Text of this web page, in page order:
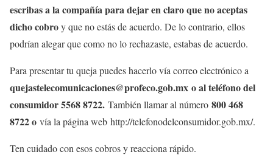
escribas a la compañía para dejar en claro que no aceptas
dicho cobroy que no estás de acuerdo. De lo contrario, ellos
podrían alegar que como no lo rechazaste, estabas de acuerdo.
Para presentar tu queja puedes hacerlo vía correo electrónico a
quejastelecomunicaciones@profeco.gob.mx o al teléfono del
consumidor 5568 8722. También llamar al número 800 468
8722 o vía la página web http://telefonodelconsumidor.gob.mx/.
Ten cuidado con esos cobros y reacciona rápido.